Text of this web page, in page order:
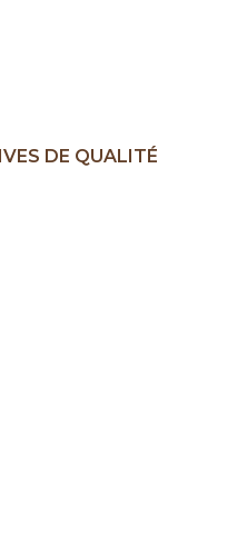
DE QUALITÉ